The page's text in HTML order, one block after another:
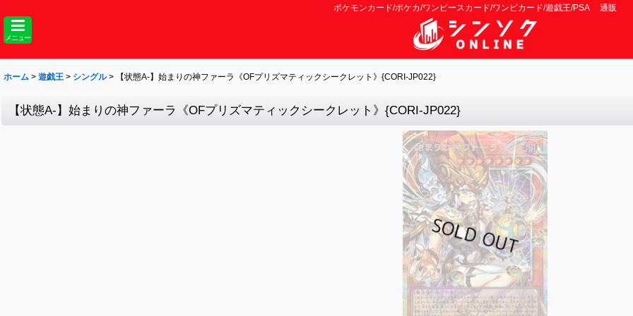
ポケモンカード/ポケカ/ワンピースカード/ワンピカード/遊戯王/PSA 通販
メニュー
ホーム > 遊戯王 > シングル > 【状態A-】始まりの神ファーラ《OFプリズマティックシークレット》{CORI-JP022}
【状態A-】始まりの神ファーラ《OFプリズマティックシークレット》{CORI-JP022}